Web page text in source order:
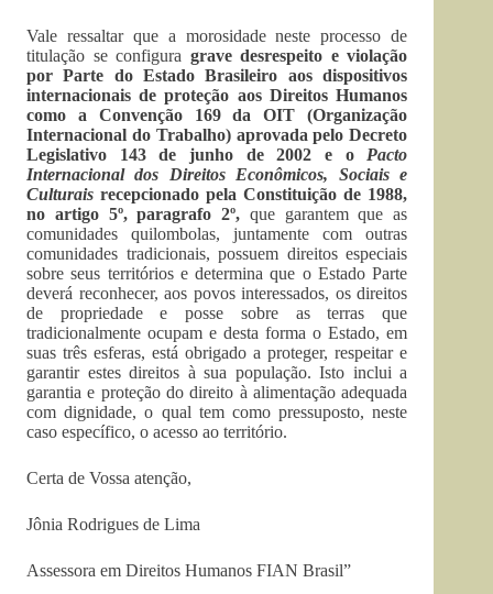
Vale ressaltar que a morosidade neste processo de
titulação se configura grave desrespeito e violação
por Parte do Estado Brasileiro aos dispositivos
internacionais de proteção aos Direitos Humanos
como a Convenção 169 da OIT (Organização
Internacional do Trabalho) aprovada pelo Decreto
Legislativo 143 de junho de 2002 e o Pacto
Internacional dos Direitos Econômicos, Sociais e
Culturaisrecepcionado pela Constituição de 1988,
no artigo 5º, paragrafo 2º, que garantem que as
comunidades quilombolas, juntamente com outras
comunidades tradicionais, possuem direitos especiais
sobre seus territórios e determina que o Estado Parte
deverá reconhecer, aos povos interessados, os direitos
de propriedade e posse sobre as terras que
tradicionalmente ocupam e desta forma o Estado, em
suas três esferas, está obrigado a proteger, respeitar e
garantir estes direitos à sua população. Isto inclui a
garantia e proteção do direito à alimentação adequada
com dignidade, o qual tem como pressuposto, neste
caso específico, o acesso ao território.
Certa de Vossa atenção,
Jônia Rodrigues de Lima
Assessora em Direitos Humanos FIAN Brasil”